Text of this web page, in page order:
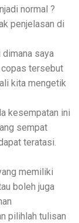
normal ?
penjelasan di
dimana saya
copas tersebut
kita mengetik
kesempatan ini
sempat
teratasi.
memiliki
boleh juga
pilihlah tulisan